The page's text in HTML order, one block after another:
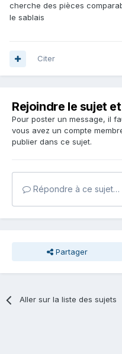
cherche des pièces
le sablais
Citer
Rejoindre le sujet
Pour poster un message, il
vous avez un compte
publier dans ce sujet.
Répondre à ce sujet…
Partager
Aller sur la liste des sujets